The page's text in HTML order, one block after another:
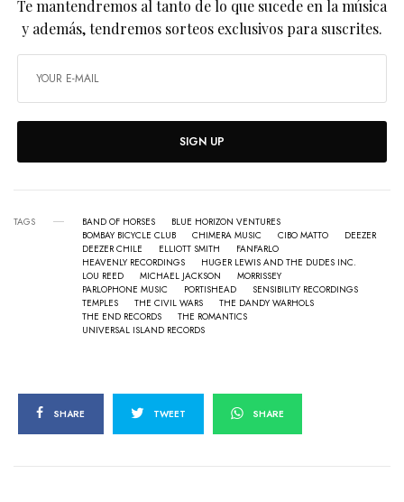
Te mantendremos al tanto de lo que sucede en la música
y además, tendremos sorteos exclusivos para suscrites.
SIGN UP
TAGS BAND OF HORSES
BLUE HORIZON VENTURES
BOMBAY BICYCLE CLUB
CHIMERA MUSIC CIBO MATTO
DEEZER
DEEZER CHILE
ELLIOTT SMITH
FANFARLO
HEAVENLY RECORDINGS
HUGER LEWIS AND THE DUDES INC.
LOU REED
MICHAEL JACKSON
MORRISSEY
PARLOPHONE MUSIC
PORTISHEAD
SENSIBILITY RECORDINGS
TEMPLES
THE CIVIL WARS
THE DANDY WARHOLS
THE END RECORDS
THE ROMANTICS
UNIVERSAL ISLAND RECORDS
SHARE TWEET SHARE